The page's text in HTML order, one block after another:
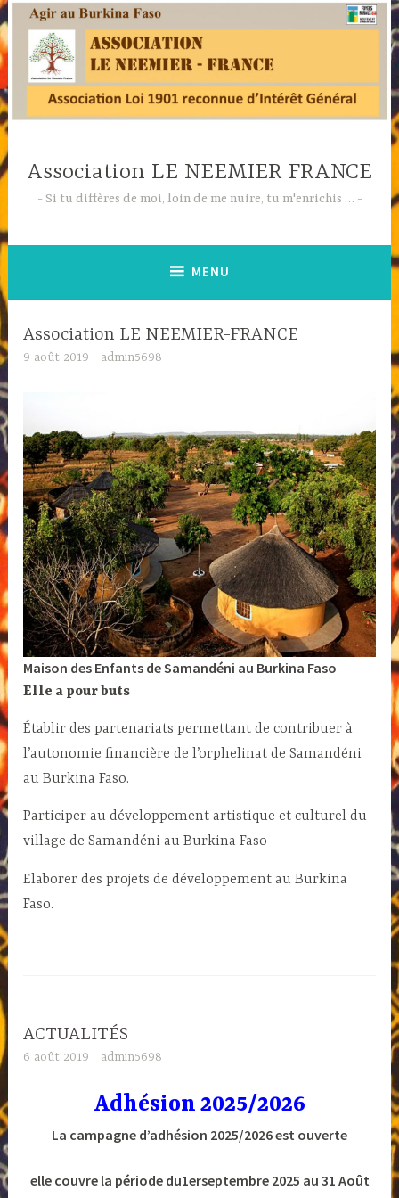
Accéder
au
contenu
principal
Association LE NEEMIER FRANCE
Si tu diffères de moi, loin de me nuire, tu m'enrichis …
MENU
Association LE NEEMIER-FRANCE
9 août 2019 admin5698
Maison des Enfants de Samandéni au Burkina Faso
Elle a pour buts
Établir des partenariats permettant de contribuer à
l’autonomie financière de l’orphelinat de Samandéni
au Burkina Faso.
Participer au développement artistique et culturel du
village de Samandéni au Burkina Faso
Elaborer des projets de développement au Burkina
Faso.
ACTUALITÉS
6 août 2019 admin5698
Adhésion 2025/2026
La campagne d’adhésion 2025/2026 est ouverte
elle couvre la période du1erseptembre 2025 au 31 Août